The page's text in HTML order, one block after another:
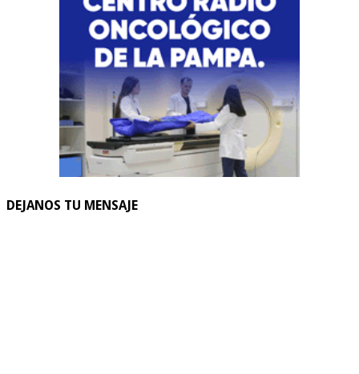
DEJANOS TU MENSAJE